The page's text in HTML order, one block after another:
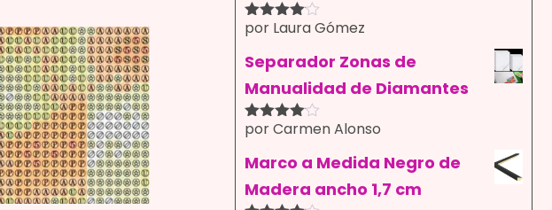
Valorado
5
por Laura Gómez
Separador Zonas de
Manualidad de Diamantes
Valorado
5
por Carmen Alonso
Marco a Medida Negro de
Madera ancho 1,7 cm